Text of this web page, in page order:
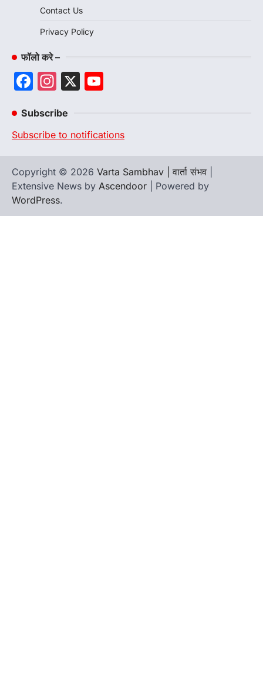
Contact Us
Privacy Policy
फॉलो करे –
Facebook
Instagram
X
Subscribe
Subscribe to notifications
Copyright © 2026 Varta Sambhav | वार्ता संभव
Extensive News by Ascendoor | Powered by
WordPress.